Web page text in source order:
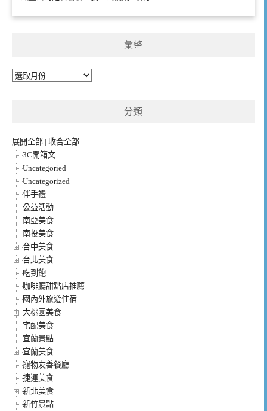
彙整
彙
分類
展開全部 | 收合全部
3C開箱文
Uncategoried
Uncategorized
伴手禮
公益活動
南亞美食
南投美食
台中美食
台北美食
吃到飽
咖啡廳甜點店推薦
國內外旅遊住宿
大桃園美食
宅配美食
宜蘭景點
宜蘭美食
寵物友善餐廳
捷運美食
新北美食
新竹景點